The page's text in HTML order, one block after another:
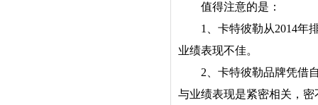
值得注意的是：
1、卡特彼勒从2014年排
业绩表现不佳。
2、卡特彼勒品牌凭借自
与业绩表现是紧密相关，密